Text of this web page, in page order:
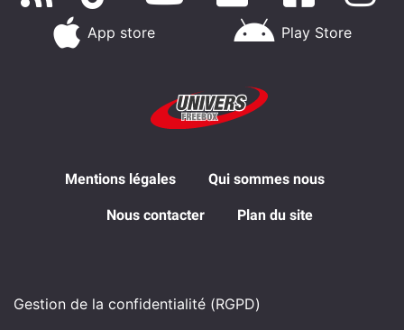
App store Play Store
Mentions légales Qui sommes nous
Nous contacter Plan du site
Gestion de la confidentialité (RGPD)